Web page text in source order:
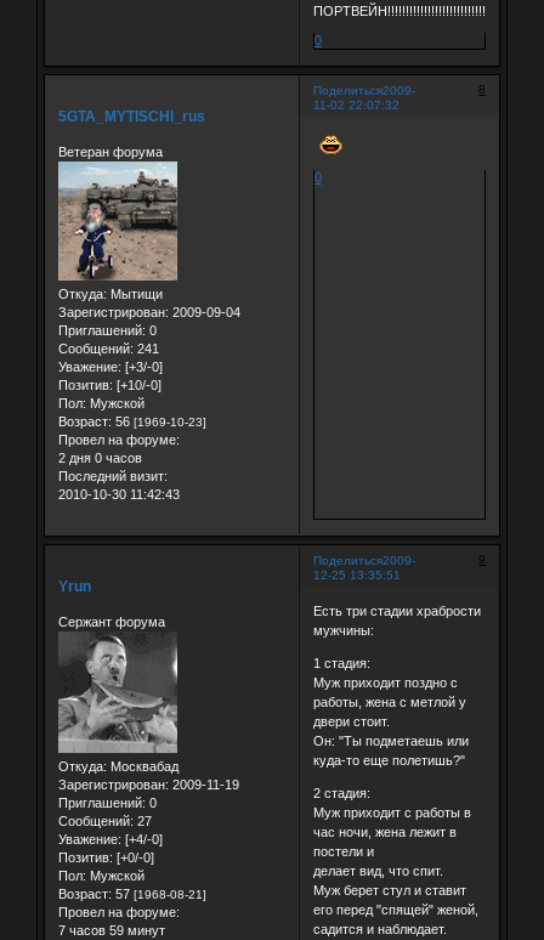
ПОРТВЕЙН!!!!!!!!!!!!!!!!!!!!!!!!!!!!!!!
0
Поделиться 8
2009-
11-02 22:07:32
5GTA_MYTISCHI_rus
Ветеран форума
Откуда: Мытищи
Зарегистрирован: 2009-09-04
Приглашений: 0
Сообщений: 241
Уважение: [+3/-0]
Позитив: [+10/-0]
Пол: Мужской
Возраст: 56 [1969-10-23]
Провел на форуме:
2 дня 0 часов
Последний визит:
2010-10-30 11:42:43
0
Поделиться 9
2009-
12-25 13:35:51
Yrun
Сержант форума
Откуда: Москвабад
Зарегистрирован: 2009-11-19
Приглашений: 0
Сообщений: 27
Уважение: [+4/-0]
Позитив: [+0/-0]
Пол: Мужской
Возраст: 57 [1968-08-21]
Провел на форуме:
7 часов 59 минут
Есть три стадии храбрости
мужчины:
1 стадия:
Муж приходит поздно с
работы, жена с метлой у
двери стоит.
Он: "Ты подметаешь или
куда-то еще полетишь?"
2 стадия:
Муж приходит с работы в
час ночи, жена лежит в
постели и
делает вид, что спит.
Муж берет стул и ставит
его перед "спящей" женой,
садится и наблюдает.